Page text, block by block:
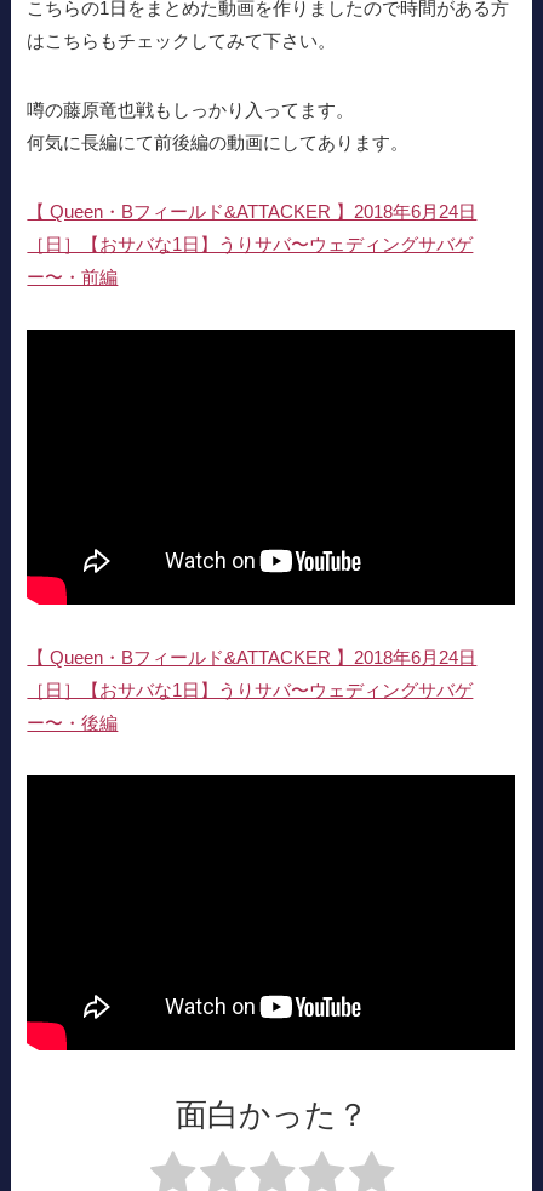
こちらの1日をまとめた動画を作りましたので時間がある方
はこちらもチェックしてみて下さい。
噂の藤原竜也戦もしっかり入ってます。
何気に長編にて前後編の動画にしてあります。
【 Queen・Bフィールド&ATTACKER 】2018年6月24日
［日］【おサバな1日】うりサバ〜ウェディングサバゲ
ー〜・前編
【 Queen・Bフィールド&ATTACKER 】2018年6月24日
［日］【おサバな1日】うりサバ〜ウェディングサバゲ
ー〜・後編
面白かった？